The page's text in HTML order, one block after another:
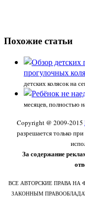
Похожие статьи
прогулочных
детских колясок на
месяцев, полностью
Copyright @ 2009-2015
разрешается только
За содержание
ВСЕ АВТОРСКИЕ ПРАВА
ЗАКОННЫМ